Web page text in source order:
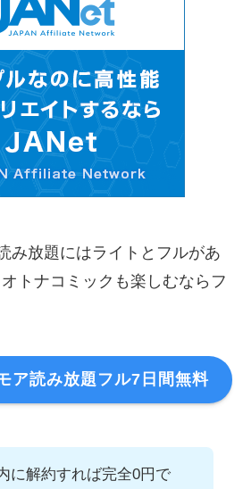
み放題にはライトとフルがあ
トナコミックも楽しむならフ
ア読み放題フル7日間無料
に解約すれば完全0円で